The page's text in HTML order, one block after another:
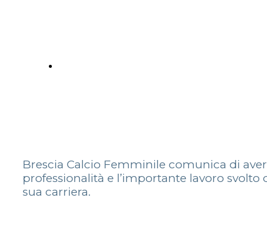
Brescia Calcio Femminile comunica di
professionalità e l’importante lavoro
sua carriera.